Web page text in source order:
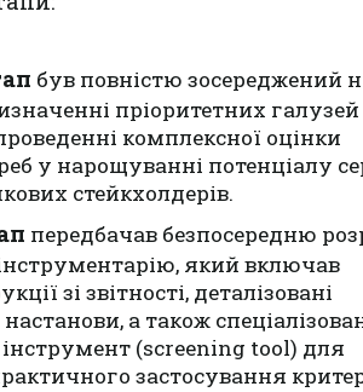
був повністю зосереджений
пріоритетних галузей
комплексної оцінки
у нарощуванні потенціалу
стейкхолдерів.
передбачав безпосередню
який включав
зі звітності, деталізовані
настанови, а також
(screening tool) для
застосування